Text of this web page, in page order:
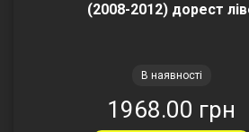
(2008-2012) дорест
В наявності
1968.00 грн